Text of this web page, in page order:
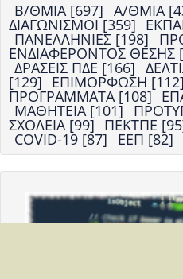
Β/ΘΜΙΑ [697] Α/ΘΜΙΑ
ΔΙΑΓΩΝΙΣΜΟΙ [359]
ΠΑΝΕΛΛΗΝΙΕΣ [198]
ΕΝΔΙΑΦΕΡΟΝΤΟΣ ΘΕΣΗΣ
ΔΡΑΣΕΙΣ ΠΔΕ [166]
[129] ΕΠΙΜΟΡΦΩΣΗ [112]
ΠΡΟΓΡΑΜΜΑΤΑ [108]
ΜΑΘΗΤΕΙΑ [101]
ΣΧΟΛΕΙΑ [99] ΠΕΚΤΠΕ
COVID-19 [87] ΕΕΠ [82]